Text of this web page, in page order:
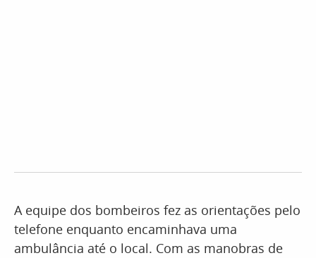
A equipe dos bombeiros fez as orientações pelo
telefone enquanto encaminhava uma
ambulância até o local. Com as manobras de